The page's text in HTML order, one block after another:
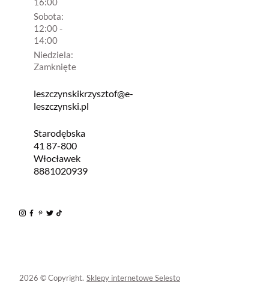
Sobota:
12:00 -
14:00
Niedziela:
Zamknięte
leszczynskikrzysztof@e-
leszczynski.pl
Starodębska
41 87-800
Włocławek
8881020939
2026 © Copyright. Sklepy internetowe Selesto